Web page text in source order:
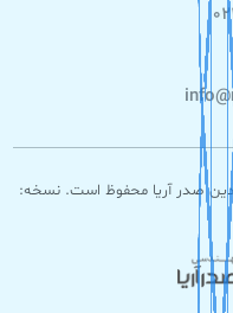
صدر آریا محفوظ است. نسخه: